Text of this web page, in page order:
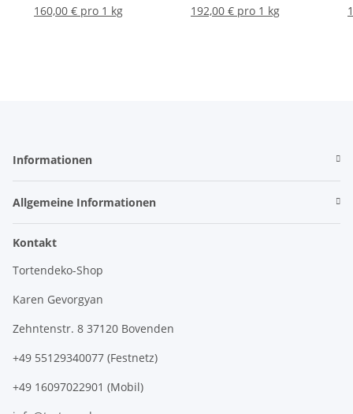
160,00 € pro 1 kg 192,00 € pro 1 kg
Informationen
Allgemeine Informationen
Kontakt
Tortendeko-Shop
Karen Gevorgyan
Zehntenstr. 8 37120 Bovenden
+49 55129340077 (Festnetz)
+49 16097022901 (Mobil)